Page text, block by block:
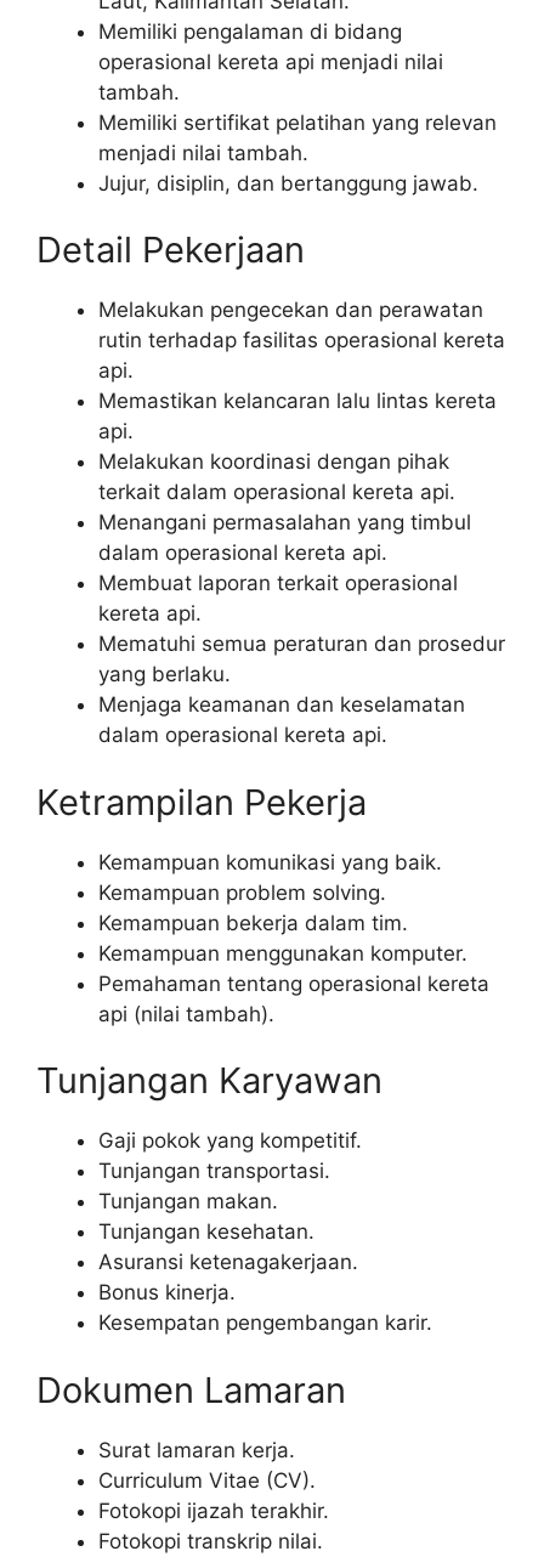
Memiliki pengalaman di bidang
operasional kereta api menjadi nilai
tambah.
Memiliki sertifikat pelatihan yang relevan
menjadi nilai tambah.
Jujur, disiplin, dan bertanggung jawab.
Detail Pekerjaan
Melakukan pengecekan dan perawatan
rutin terhadap fasilitas operasional kereta
api.
Memastikan kelancaran lalu lintas kereta
api.
Melakukan koordinasi dengan pihak
terkait dalam operasional kereta api.
Menangani permasalahan yang timbul
dalam operasional kereta api.
Membuat laporan terkait operasional
kereta api.
Mematuhi semua peraturan dan prosedur
yang berlaku.
Menjaga keamanan dan keselamatan
dalam operasional kereta api.
Ketrampilan Pekerja
Kemampuan komunikasi yang baik.
Kemampuan problem solving.
Kemampuan bekerja dalam tim.
Kemampuan menggunakan komputer.
Pemahaman tentang operasional kereta
api (nilai tambah).
Tunjangan Karyawan
Gaji pokok yang kompetitif.
Tunjangan transportasi.
Tunjangan makan.
Tunjangan kesehatan.
Asuransi ketenagakerjaan.
Bonus kinerja.
Kesempatan pengembangan karir.
Dokumen Lamaran
Surat lamaran kerja.
Curriculum Vitae (CV).
Fotokopi ijazah terakhir.
Fotokopi transkrip nilai.